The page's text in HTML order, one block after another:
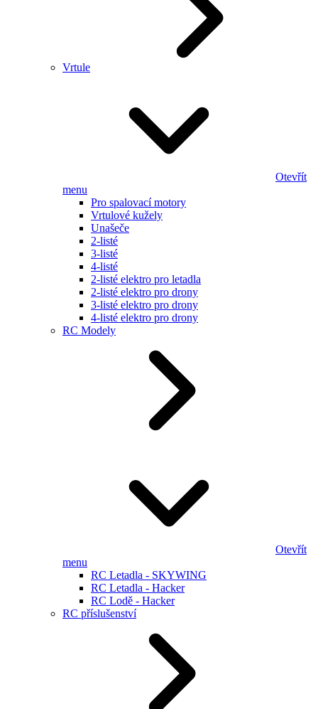
Vrtule
Otevřít
menu
Pro spalovací motory
Vrtulové kužely
Unašeče
2-listé
3-listé
4-listé
2-listé elektro pro letadla
2-listé elektro pro drony
3-listé elektro pro drony
4-listé elektro pro drony
RC Modely
Otevřít
menu
RC Letadla - SKYWING
RC Letadla - Hacker
RC Lodě - Hacker
RC příslušenství